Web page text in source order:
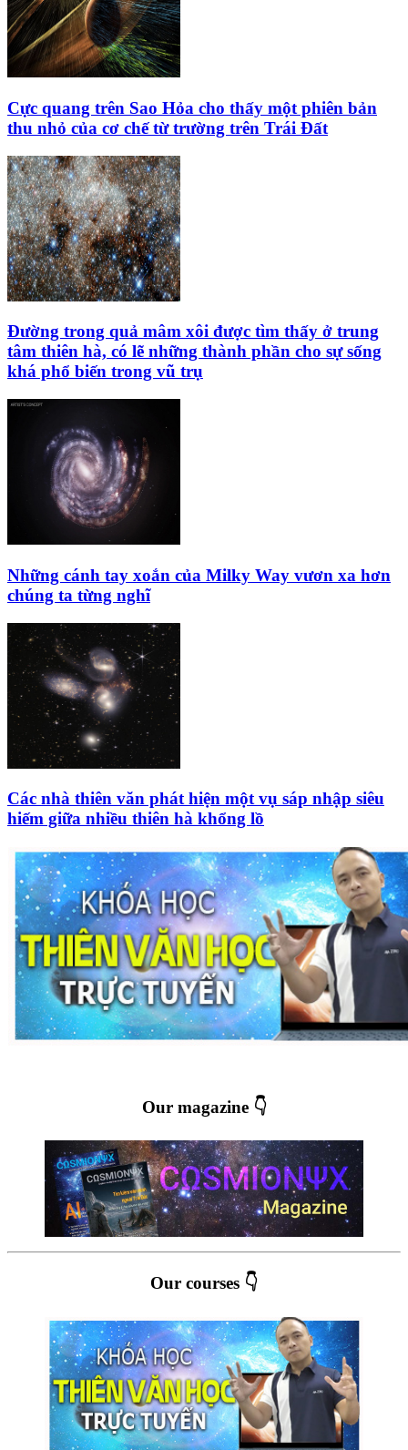
Cực quang trên Sao Hỏa cho thấy một phiên bản
thu nhỏ của cơ chế từ trường trên Trái Đất
Đường trong quả mâm xôi được tìm thấy ở trung
tâm thiên hà, có lẽ những thành phần cho sự sống
khá phổ biến trong vũ trụ
Những cánh tay xoắn của Milky Way vươn xa hơn
chúng ta từng nghĩ
Các nhà thiên văn phát hiện một vụ sáp nhập siêu
hiếm giữa nhiều thiên hà khổng lồ
Our magazine 👇
Our courses 👇